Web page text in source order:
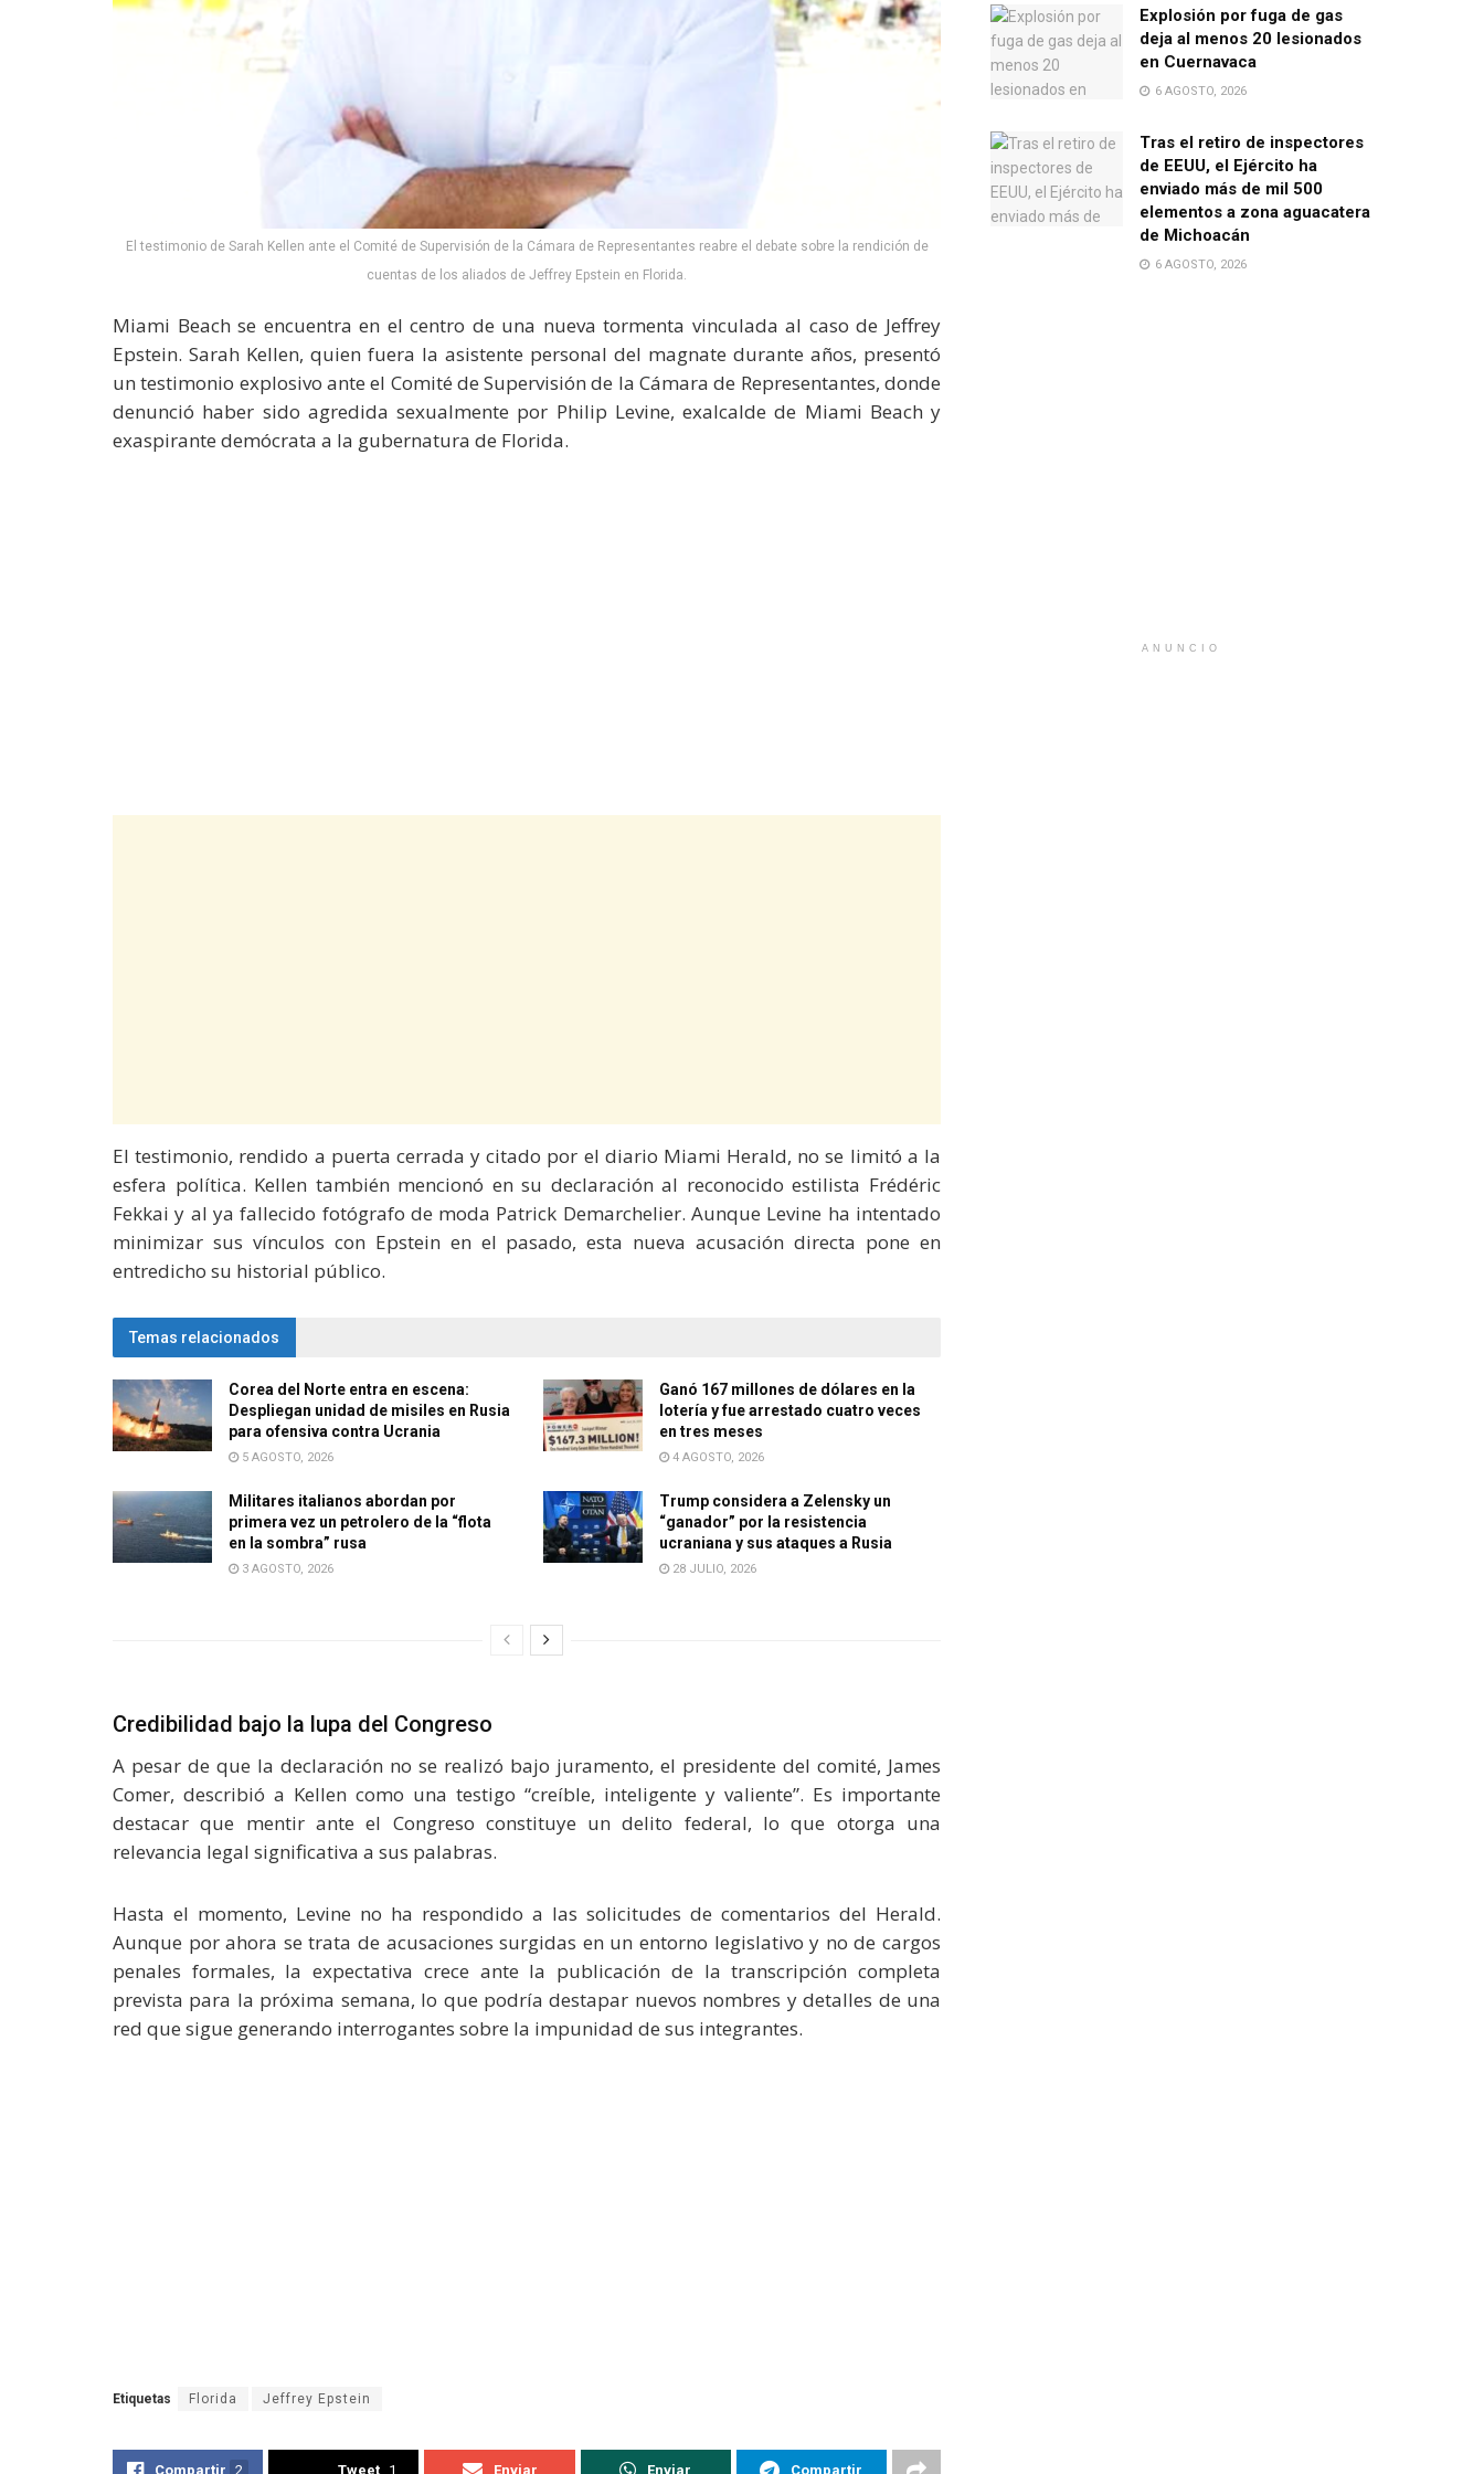
El testimonio de Sarah Kellen ante el Comité de Supervisión de la Cámara de Representantes reabre el debate sobre la rendición de
cuentas de los aliados de Jeffrey Epstein en Florida.
Miami Beach se encuentra en el centro de una nueva tormenta vinculada al caso de Jeffrey
Epstein. Sarah Kellen, quien fuera la asistente personal del magnate durante años, presentó
un testimonio explosivo ante el Comité de Supervisión de la Cámara de Representantes, donde
denunció haber sido agredida sexualmente por Philip Levine, exalcalde de Miami Beach y
exaspirante demócrata a la gubernatura de Florida.
El testimonio, rendido a puerta cerrada y citado por el diario Miami Herald, no se limitó a la
esfera política. Kellen también mencionó en su declaración al reconocido estilista Frédéric
Fekkai y al ya fallecido fotógrafo de moda Patrick Demarchelier. Aunque Levine ha intentado
minimizar sus vínculos con Epstein en el pasado, esta nueva acusación directa pone en
entredicho su historial público.
Temas relacionados
Corea del Norte entra en escena:
Despliegan unidad de misiles en Rusia
para ofensiva contra Ucrania
5 AGOSTO, 2026
Ganó 167 millones de dólares en la
lotería y fue arrestado cuatro veces
en tres meses
4 AGOSTO, 2026
Militares italianos abordan por
primera vez un petrolero de la “flota
en la sombra” rusa
3 AGOSTO, 2026
Trump considera a Zelensky un
“ganador” por la resistencia
ucraniana y sus ataques a Rusia
28 JULIO, 2026
Credibilidad bajo la lupa del Congreso
A pesar de que la declaración no se realizó bajo juramento, el presidente del comité, James
Comer, describió a Kellen como una testigo “creíble, inteligente y valiente”. Es importante
destacar que mentir ante el Congreso constituye un delito federal, lo que otorga una
relevancia legal significativa a sus palabras.
Hasta el momento, Levine no ha respondido a las solicitudes de comentarios del Herald.
Aunque por ahora se trata de acusaciones surgidas en un entorno legislativo y no de cargos
penales formales, la expectativa crece ante la publicación de la transcripción completa
prevista para la próxima semana, lo que podría destapar nuevos nombres y detalles de una
red que sigue generando interrogantes sobre la impunidad de sus integrantes.
Etiquetas Florida Jeffrey Epstein
Compartir 2 Tweet 1 Enviar Enviar Compartir
Explosión por fuga de gas
deja al menos 20 lesionados
en Cuernavaca
6 AGOSTO, 2026
Tras el retiro de inspectores
de EEUU, el Ejército ha
enviado más de mil 500
elementos a zona aguacatera
de Michoacán
6 AGOSTO, 2026
ANUNCIO